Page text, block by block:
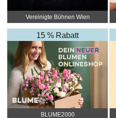
Vereinigte Bühnen Wien
15 % Rabatt
BLUME2000